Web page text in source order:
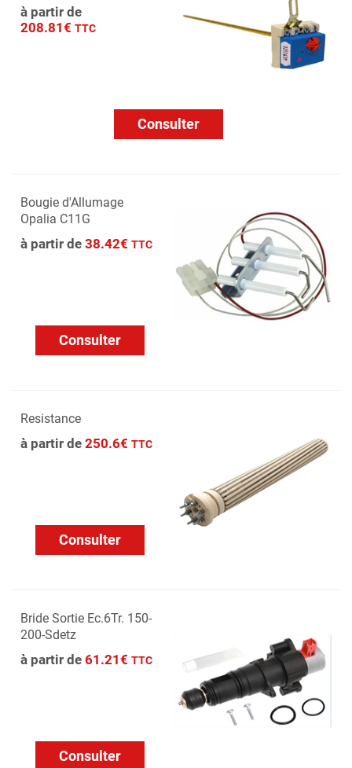
à partir de
208.81€ TTC
Consulter
Bougie d'Allumage
Opalia C11G
à partir de 38.42€ TTC
Consulter
Resistance
à partir de 250.6€ TTC
Consulter
Bride Sortie Ec.6Tr. 150-
200-Sdetz
à partir de 61.21€ TTC
Consulter